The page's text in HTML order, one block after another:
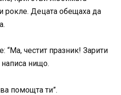
рокле. Децата обещаха да
“Ма, честит празник! Зарити
нищо.
помощта ти”.